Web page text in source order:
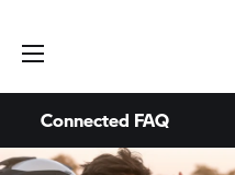
Connected FAQ